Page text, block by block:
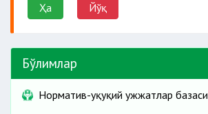
Ҳа Йўқ
Бўлимлар
Норматив-ҳуқуқий ҳужжатлар базаси